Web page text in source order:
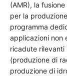
(AMR), la
per la
programma
applicazioni non
ricadute rilevanti
(produzione di
produzione di